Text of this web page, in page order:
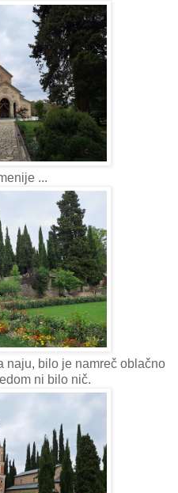
...
naju, bilo je namreč oblačno
ni bilo nič.